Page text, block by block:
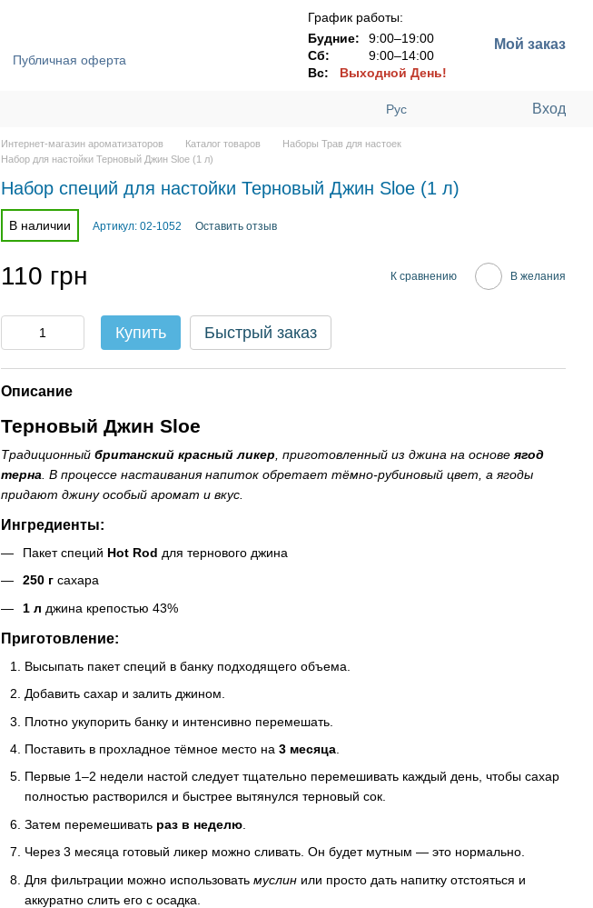
Публичная оферта
График работы:
Будние:
9:00–19:00
Сб:
9:00–14:00
Вс: Выходной День!
Мой заказ
Рус Вход
Интернет-магазин ароматизаторов Каталог товаров
Наборы Трав для настоек
Набор для настойки Терновый Джин Sloe (1 л)
Набор специй для настойки Терновый Джин Sloe (1 л)
В наличии Артикул: 02-1052 Оставить отзыв
110 грн К сравнению В желания
Купить Быстрый заказ
Описание
Терновый Джин Sloe
Традиционный британский красный ликер , приготовленный из джина на основе ягод
терна . В процессе настаивания напиток обретает тёмно-рубиновый цвет, а ягоды
придают джину особый аромат и вкус.
Ингредиенты:
Пакет специй Hot Rod для тернового джина
250 г сахара
1 л джина крепостью 43%
Приготовление:
Высыпать пакет специй в банку подходящего объема.
Добавить сахар и залить джином.
Плотно укупорить банку и интенсивно перемешать.
Поставить в прохладное тёмное место на 3 месяца
Первые 1–2 недели настой следует тщательно перемешивать каждый день, чтобы сахар
полностью растворился и быстрее вытянулся терновый сок.
Затем перемешивать раз в неделю
Через 3 месяца готовый ликер можно сливать. Он будет мутным — это нормально.
Для фильтрации можно использовать муслин или просто дать напитку отстояться и
аккуратно слить его с осадка.